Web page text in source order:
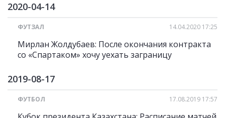
2020-04-14
ФУТЗАЛ 14.04.2020 17:25
Мирлан Жолдубаев: После окончания контракта
со «Спартаком» хочу уехать заграницу
2019-08-17
ФУТБОЛ 17.08.2019 17:57